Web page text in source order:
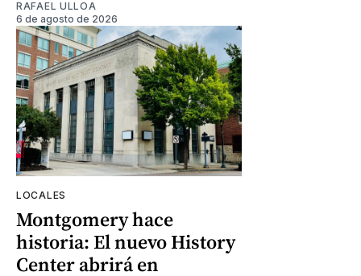
RAFAEL ULLOA
6 de agosto de 2026
LOCALES
Montgomery hace
historia: El nuevo History
Center abrirá en